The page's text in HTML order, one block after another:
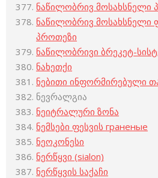
ნაწილობრივ მოსახსნელი
ნაწილობრივ მოსახსნელი
პროთეზი
ნაწილობრივი ბრეკეტ-
ნახეთქი
ნებითი ინფორმირებული
ნევრალგია
ნეიტრალური ზონა
ნემსები ფესვის граненые
ნეოკონესი
ნერწყვი (sialon)
ნერწყვის საქაჩი